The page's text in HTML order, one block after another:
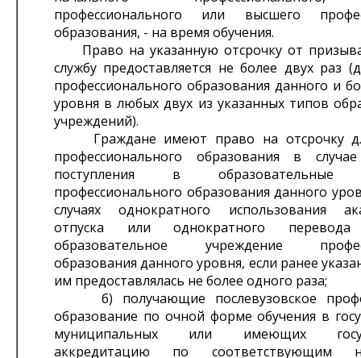
профессионального или высшего
образования, - на время обучения.
Право на указанную отсрочку от
службу предоставляется не более двух раз
профессионального образования данного и
уровня в любых двух из указанных типов
учреждений).
Граждане имеют право на отсрочку
профессионального образования в
поступления в образовательные
профессионального образования данного
случаях однократного использования
отпуска или однократного
образовательное учреждение
образования данного уровня, если ранее
им предоставлялась не более одного раза;
б) получающие послевузовское
образование по очной форме обучения в
муниципальных или имеющих
аккредитацию по соответствующим